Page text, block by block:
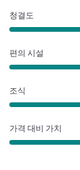
청결도
편의 시설
조식
가격 대비 가치